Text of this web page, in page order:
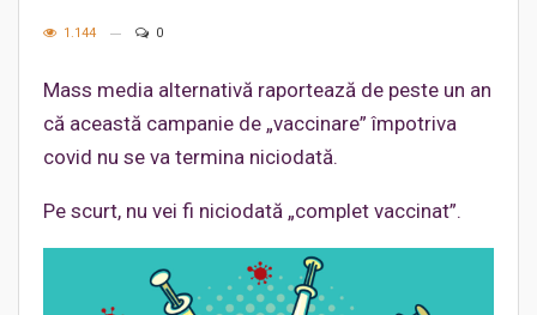
1.144 0
Mass media alternativă raportează de peste un an
că această campanie de „vaccinare” împotriva
covid nu se va termina niciodată.
Pe scurt, nu vei fi niciodată „complet vaccinat”.